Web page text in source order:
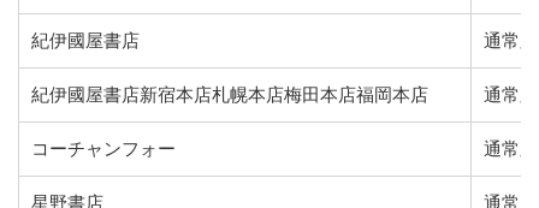
紀伊國屋書店 通常版
紀伊國屋書店新宿本店札幌本店梅田本店福岡本店 通常版
コーチャンフォー 通常版
星野書店 通常版